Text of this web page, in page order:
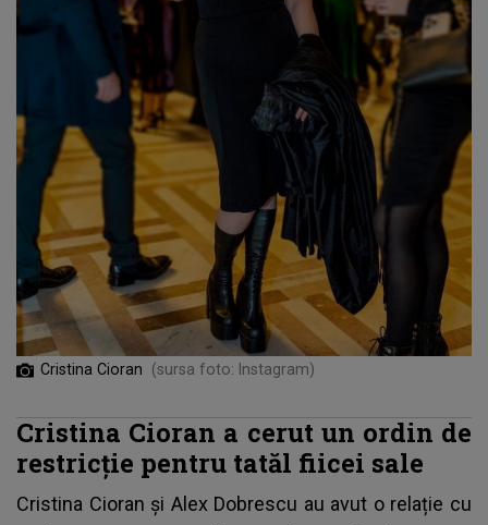
Cristina Cioran (sursa foto: Instagram)
Cristina Cioran a cerut un ordin de
restricție pentru tatăl fiicei sale
Cristina Cioran și Alex Dobrescu au avut o relație cu